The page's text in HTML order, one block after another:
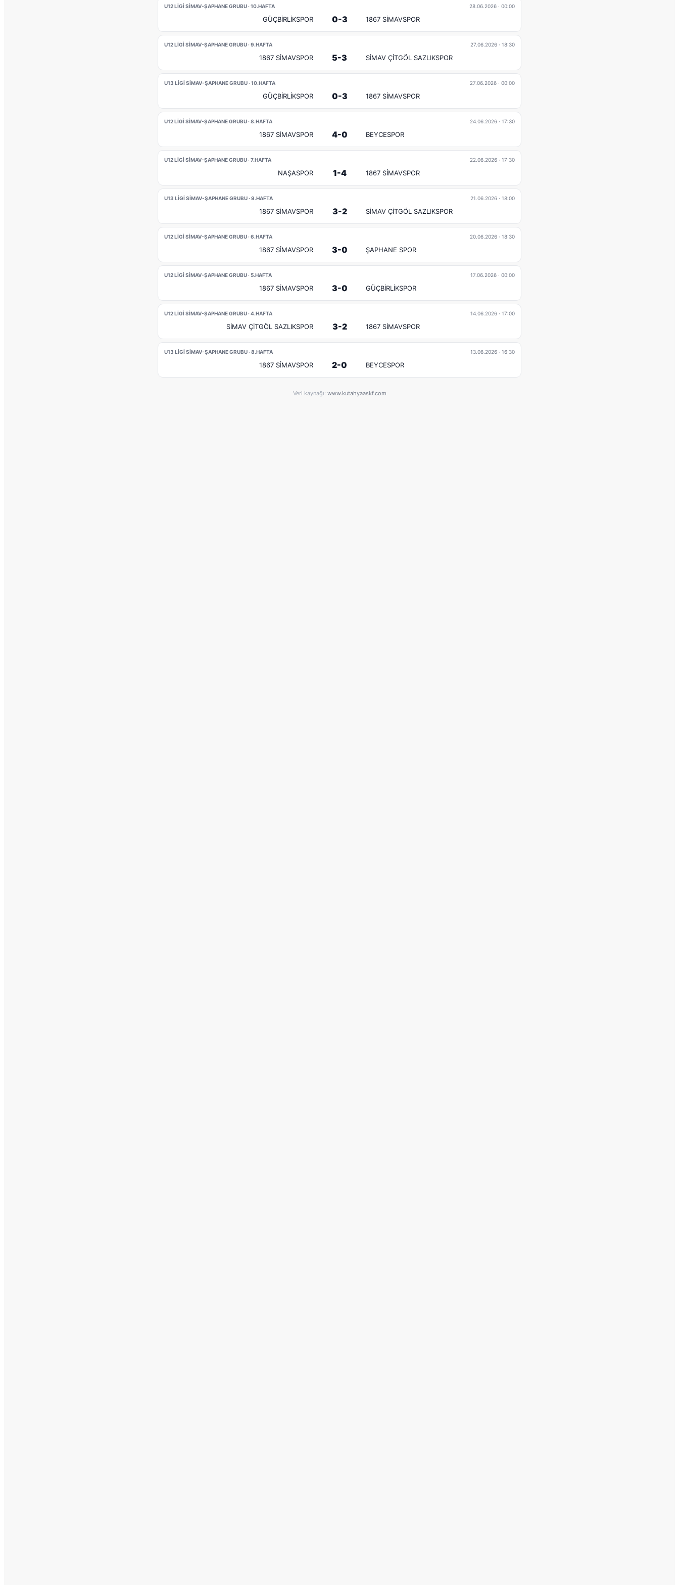
U12 LİGİ SİMAV-ŞAPHANE GRUBU · 10.HAFTA 28.06.2026 · 00:00
GÜÇBİRLİKSPOR 0-3 1867 SİMAVSPOR
U12 LİGİ SİMAV-ŞAPHANE GRUBU · 9.HAFTA 27.06.2026 · 18:30
1867 SİMAVSPOR 5-3 SİMAV ÇİTGÖL SAZLIKSPOR
U13 LİGİ SİMAV-ŞAPHANE GRUBU · 10.HAFTA 27.06.2026 · 00:00
GÜÇBİRLİKSPOR 0-3 1867 SİMAVSPOR
U12 LİGİ SİMAV-ŞAPHANE GRUBU · 8.HAFTA 24.06.2026 · 17:30
1867 SİMAVSPOR 4-0 BEYCESPOR
U12 LİGİ SİMAV-ŞAPHANE GRUBU · 7.HAFTA 22.06.2026 · 17:30
NAŞASPOR 1-4 1867 SİMAVSPOR
U13 LİGİ SİMAV-ŞAPHANE GRUBU · 9.HAFTA 21.06.2026 · 18:00
1867 SİMAVSPOR 3-2 SİMAV ÇİTGÖL SAZLIKSPOR
U12 LİGİ SİMAV-ŞAPHANE GRUBU · 6.HAFTA 20.06.2026 · 18:30
1867 SİMAVSPOR 3-0 ŞAPHANE SPOR
U12 LİGİ SİMAV-ŞAPHANE GRUBU · 5.HAFTA 17.06.2026 · 00:00
1867 SİMAVSPOR 3-0 GÜÇBİRLİKSPOR
U12 LİGİ SİMAV-ŞAPHANE GRUBU · 4.HAFTA 14.06.2026 · 17:00
SİMAV ÇİTGÖL SAZLIKSPOR 3-2 1867 SİMAVSPOR
U13 LİGİ SİMAV-ŞAPHANE GRUBU · 8.HAFTA 13.06.2026 · 16:30
1867 SİMAVSPOR 2-0 BEYCESPOR
Veri kaynağı: www.kutahyaaskf.com